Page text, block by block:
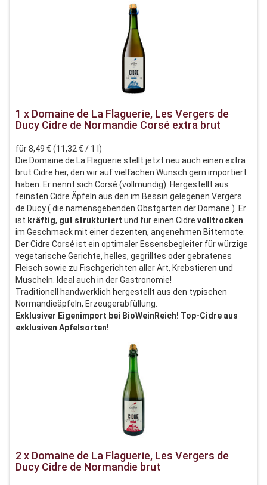
1 x Domaine de La Flaguerie, Les Vergers de
Ducy Cidre de Normandie Corsé extra brut
für 8,49 € (11,32 € / 1 l)
Die Domaine de La Flaguerie stellt jetzt neu auch einen extra
brut Cidre her, den wir auf vielfachen Wunsch gern importiert
haben. Er nennt sich Corsé (vollmundig). Hergestellt aus
feinsten Cidre Äpfeln aus den im Bessin gelegenen Vergers
de Ducy ( die namensgebenden Obstgärten der Domäne ). Er
ist kräftig, gut strukturiert und für einen Cidre volltrocken
im Geschmack mit einer dezenten, angenehmen Bitternote.
Der Cidre Corsé ist ein optimaler Essensbegleiter für würzige
vegetarische Gerichte, helles, gegrilltes oder gebratenes
Fleisch sowie zu Fischgerichten aller Art, Krebstieren und
Muscheln. Ideal auch in der Gastronomie!
Traditionell handwerklich hergestellt aus den typischen
Normandieäpfeln, Erzeugerabfüllung.
Exklusiver Eigenimport bei BioWeinReich! Top-Cidre aus
exklusiven Apfelsorten!
2 x Domaine de La Flaguerie, Les Vergers de
Ducy Cidre de Normandie brut